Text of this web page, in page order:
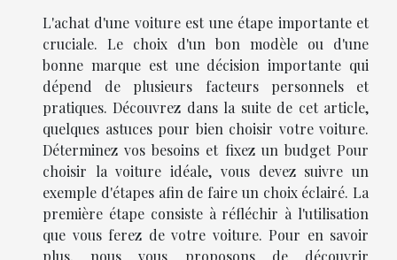
L'achat d'une voiture est une étape importante et
cruciale. Le choix d'un bon modèle ou d'une
bonne marque est une décision importante qui
dépend de plusieurs facteurs personnels et
pratiques. Découvrez dans la suite de cet article,
quelques astuces pour bien choisir votre voiture.
Déterminez vos besoins et fixez un budget Pour
choisir la voiture idéale, vous devez suivre un
exemple d'étapes afin de faire un choix éclairé. La
première étape consiste à réfléchir à l'utilisation
que vous ferez de votre voiture. Pour en savoir
plus, nous vous proposons de découvrir